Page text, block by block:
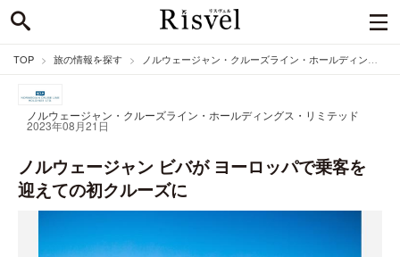
TOP 旅の情報を探す ノルウェージャン・クルーズライン・ホールディングス・リミテッドのニュース
ノルウェージャン・クルーズライン・ホールディングス・リミテッド
2023年08月21日
ノルウェージャン ビバが ヨーロッパで乗客を
迎えての初クルーズに